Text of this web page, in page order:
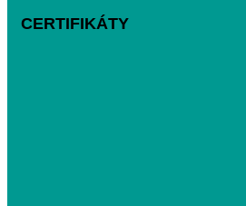
CERTIFIKÁTY